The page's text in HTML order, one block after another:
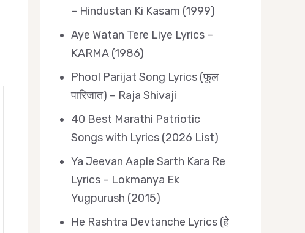
– Hindustan Ki Kasam (1999)
Aye Watan Tere Liye Lyrics –
KARMA (1986)
Phool Parijat Song Lyrics (फूल
पारिजात) – Raja Shivaji
40 Best Marathi Patriotic
Songs with Lyrics (2026 List)
Ya Jeevan Aaple Sarth Kara Re
Lyrics – Lokmanya Ek
Yugpurush (2015)
He Rashtra Devtanche Lyrics (हे